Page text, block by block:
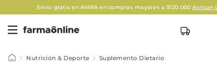
Envío gratis en AMBA en compras mayores a $120.000Aplican
Nutrición & Deporte Suplemento Dietario